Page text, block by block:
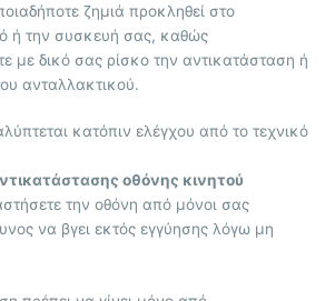
ζημιά προκληθεί στο
ή την συσκευή σας, καθώς
με δικό σας ρίσκο την αντικατάσταση ή
ανταλλακτικού.
κατόπιν ελέγχου από το τεχνικό
οθόνης κινητού
την οθόνη από μόνοι σας
να βγει εκτός εγγύησης λόγω μη